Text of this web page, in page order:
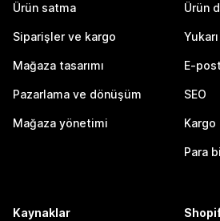
Ürün satma
Siparişler ve kargo
Mağaza tasarımı
Pazarlama ve dönüşüm
Mağaza yönetimi
Ürün
E-
SEO
Kargo
Para
Kaynaklar